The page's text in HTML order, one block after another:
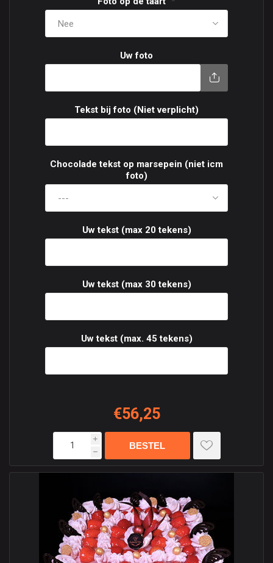
Uw foto
Tekst bij foto (Niet verplicht)
Chocolade tekst op marsepein (niet icm
foto)
Uw tekst (max 20 tekens)
Uw tekst (max 30 tekens)
Uw tekst (max. 45 tekens)
€56,25
i
h